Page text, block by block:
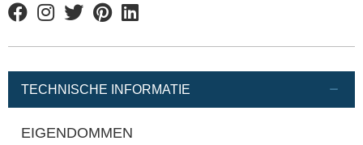
FacebookInstagram
TwitterPinterestLinkedin
TECHNISCHE INFORMATIE
EIGENDOMMEN